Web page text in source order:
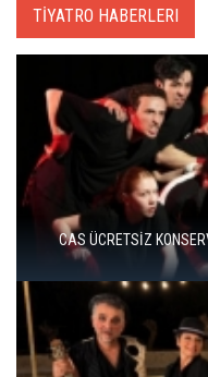
TİYATRO HABERLERI
BERGAMA BİR KEZ